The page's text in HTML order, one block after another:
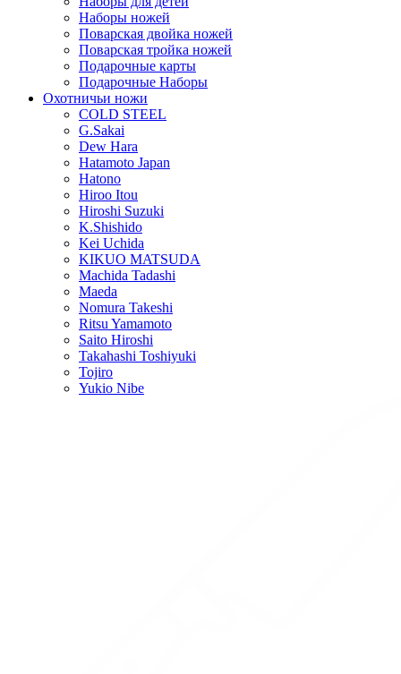
Наборы ножей
Поварская двойка ножей
Поварская тройка ножей
Подарочные карты
Подарочные Наборы
Охотничьи ножи
COLD STEEL
G.Sakai
Dew Hara
Hatamoto Japan
Hatono
Hiroo Itou
Hiroshi Suzuki
K.Shishido
Kei Uchida
KIKUO MATSUDA
Machida Tadashi
Maeda
Nomura Takeshi
Ritsu Yamamoto
Saito Hiroshi
Takahashi Toshiyuki
Tojiro
Yukio Nibe